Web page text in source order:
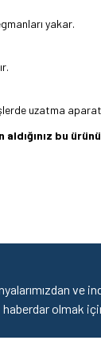
yakar.
uzatma
aldığınız bu
ve
haberdar olmak